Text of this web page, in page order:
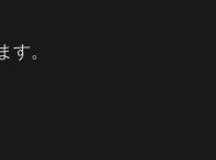
す。